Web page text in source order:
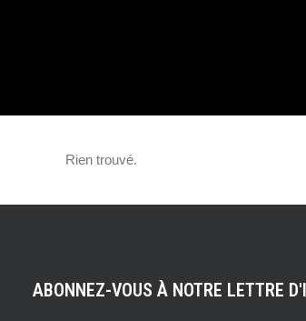
Rien trouvé.
ABONNEZ-VOUS À NOTRE LETTRE